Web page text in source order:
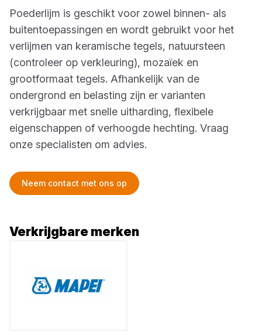
Poederlijm is geschikt voor zowel binnen- als
buitentoepassingen en wordt gebruikt voor het
verlijmen van keramische tegels, natuursteen
(controleer op verkleuring), mozaïek en
grootformaat tegels. Afhankelijk van de
ondergrond en belasting zijn er varianten
verkrijgbaar met snelle uitharding, flexibele
eigenschappen of verhoogde hechting. Vraag
onze specialisten om advies.
Neem contact met ons op
Verkrijgbare merken